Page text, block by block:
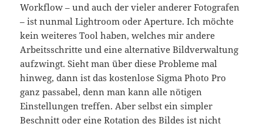
Workflow – und auch der vieler anderer Fotografen
– ist nunmal Lightroom oder Aperture. Ich möchte
kein weiteres Tool haben, welches mir andere
Arbeitsschritte und eine alternative Bildverwaltung
aufzwingt. Sieht man über diese Probleme mal
hinweg, dann ist das kostenlose Sigma Photo Pro
ganz passabel, denn man kann alle nötigen
Einstellungen treffen. Aber selbst ein simpler
Beschnitt oder eine Rotation des Bildes ist nicht